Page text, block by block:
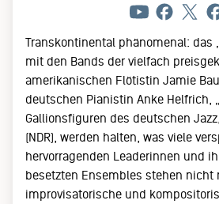
Transkontinental phänomenal: das
mit den Bands der vielfach
amerikanischen Flötistin Jamie
deutschen Pianistin Anke Helfrich,
Gallionsfiguren des deutschen
(NDR), werden halten, was viele
hervorragenden Leaderinnen und
besetzten Ensembles stehen nicht
improvisatorische und